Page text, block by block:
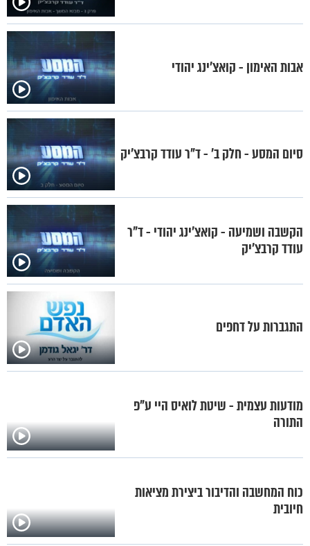
אבות האימון - קואצ'ינג יהודי
סיום המסע - חלק ב' - ד"ר עודד קרבצ'יק
הקשבה ושמיעה - קואצ'ינג יהודי - ד"ר
עודד קרבצ'יק
התגברות על דחפים
מודעות עצמית - שיטת לואיס היי ע"פ
התורה
כוח המחשבה והדיבור ביצירת מציאות
חיובית